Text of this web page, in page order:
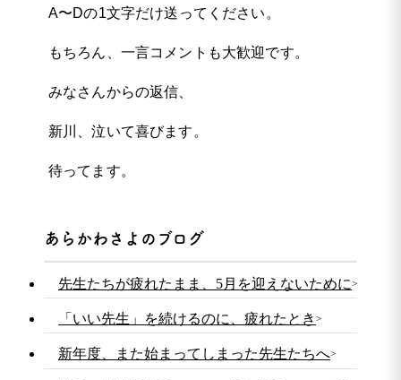
A〜Dの1文字だけ送ってください。
もちろん、一言コメントも大歓迎です。
みなさんからの返信、
新川、泣いて喜びます。
待ってます。
あらかわさよのブログ
先生たちが疲れたまま、5月を迎えないために
「いい先生」を続けるのに、疲れたとき
新年度、また始まってしまった先生たちへ